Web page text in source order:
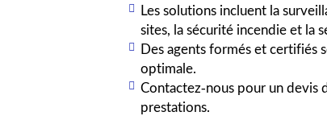
Les solutions incluent la
sites, la sécurité incendie et la
Des agents formés et certifiés
optimale.
Contactez-nous pour un devis
prestations.